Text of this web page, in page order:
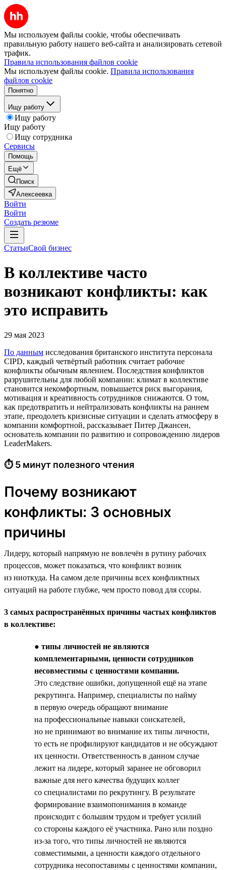
Мы используем файлы cookie, чтобы обеспечивать
правильную работу нашего веб-сайта и анализировать сетевой
трафик.
Правила использования файлов cookie
Мы используем файлы cookie. Правила использования
файлов cookie
Понятно
Ищу работу
Ищу работу
Ищу работу
Ищу сотрудника
Сервисы
Помощь
Ещё
Поиск
Алексеевка
Войти
Войти
Создать резюме
СтатьиСвой бизнес
В коллективе часто
возникают конфликты: как
это исправить
29 мая 2023
По данным исследования британского института персонала
СIPD, каждый четвёртый работник считает рабочие
конфликты обычным явлением. Последствия конфликтов
разрушительны для любой компании: климат в коллективе
становится некомфортным, повышается риск выгорания,
мотивация и креативность сотрудников снижаются. О том,
как предотвратить и нейтрализовать конфликты на раннем
этапе, преодолеть кризисные ситуации и сделать атмосферу в
компании комфортной, рассказывает Питер Джансен,
основатель компании по развитию и сопровождению лидеров
LeaderMakers.
⏱ 5 минут полезного чтения
Почему возникают
конфликты: 3 основных
причины
Лидеру, который напрямую не вовлечён в рутину рабочих
процессов, может показаться, что конфликт возник
из ниоткуда. На самом деле причины всех конфликтных
ситуаций на работе глубже, чем просто повод для ссоры.
3 самых распространённых причины частых конфликтов
в коллективе:
● типы личностей не являются
комплементарными, ценности сотрудников
несовместимы с ценностями компании.
Это следствие ошибки, допущенной ещё на этапе
рекрутинга. Например, специалисты по найму
в первую очередь обращают внимание
на профессиональные навыки соискателей,
но не принимают во внимание их типы личности,
то есть не профилируют кандидатов и не обсуждают
их ценности. Ответственность в данном случае
лежит на лидере, который заранее не обговорил
важные для него качества будущих коллег
со специалистами по рекрутингу. В результате
формирование взаимопонимания в команде
происходит с большим трудом и требует усилий
со стороны каждого её участника. Рано или поздно
из-за того, что типы личностей не являются
совместимыми, а ценности каждого отдельного
сотрудника несопоставимы с ценностями компании,